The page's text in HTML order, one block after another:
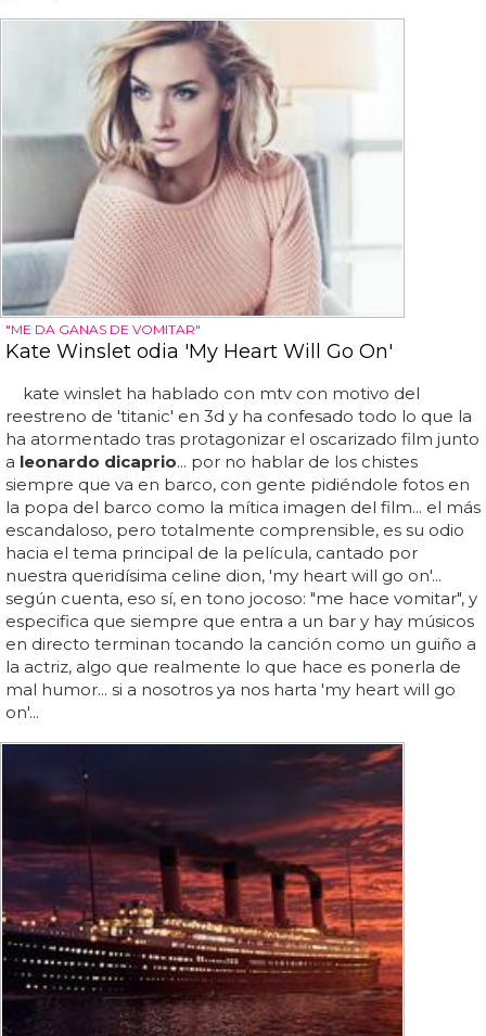
"ME DA GANAS DE VOMITAR"
Kate Winslet odia 'My Heart Will Go On'
kate winslet ha hablado con mtv con motivo del
reestreno de 'titanic' en 3d y ha confesado todo lo que la
ha atormentado tras protagonizar el oscarizado film junto
a leonardo dicaprio... por no hablar de los chistes
siempre que va en barco, con gente pidiéndole fotos en
la popa del barco como la mítica imagen del film... el más
escandaloso, pero totalmente comprensible, es su odio
hacia el tema principal de la película, cantado por
nuestra queridísima celine dion, 'my heart will go on'...
según cuenta, eso sí, en tono jocoso: "me hace vomitar", y
especifica que siempre que entra a un bar y hay músicos
en directo terminan tocando la canción como un guiño a
la actriz, algo que realmente lo que hace es ponerla de
mal humor... si a nosotros ya nos harta 'my heart will go
on'...